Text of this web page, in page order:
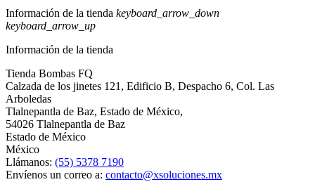
Información de la tienda keyboard_arrow_down
keyboard_arrow_up
Información de la tienda
Tienda Bombas FQ
Calzada de los jinetes 121, Edificio B, Despacho 6, Col. Las
Arboledas
Tlalnepantla de Baz, Estado de México,
54026 Tlalnepantla de Baz
Estado de México
México
Llámanos: (55) 5378 7190
Envíenos un correo a: contacto@xsoluciones.mx